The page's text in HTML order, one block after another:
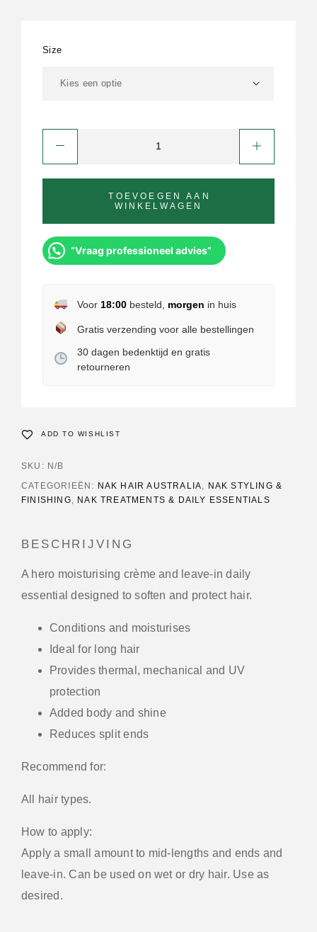
Size
TOEVOEGEN AAN
WINKELWAGEN
“Vraag professioneel advies”
Voor 18:00besteld, morgen in huis
Gratis verzending voor alle bestellingen
30 dagen bedenktijd en gratis
retourneren
ADD TO WISHLIST
SKU: N/B
CATEGORIEËN: NAK HAIR AUSTRALIA
NAK STYLING &
FINISHING
NAK TREATMENTS & DAILY ESSENTIALS
BESCHRIJVING
A hero moisturising crème and leave-in daily
essential designed to soften and protect hair.
Conditions and moisturises
Ideal for long hair
Provides thermal, mechanical and UV
protection
Added body and shine
Reduces split ends
Recommend for:
All hair types.
How to apply:
Apply a small amount to mid-lengths and ends and
leave-in. Can be used on wet or dry hair. Use as
desired.